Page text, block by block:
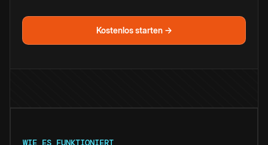
Kostenlos starten →
WIE ES FUNKTIONIERT